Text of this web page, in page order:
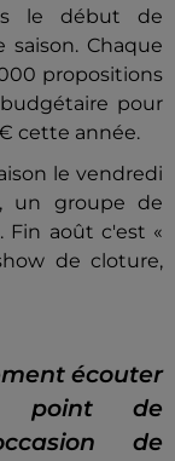
le début de
Chaque
propositions
pour
cette année.
le vendredi
un groupe de
Fin août c'est «
de cloture,
écouter
point de
de